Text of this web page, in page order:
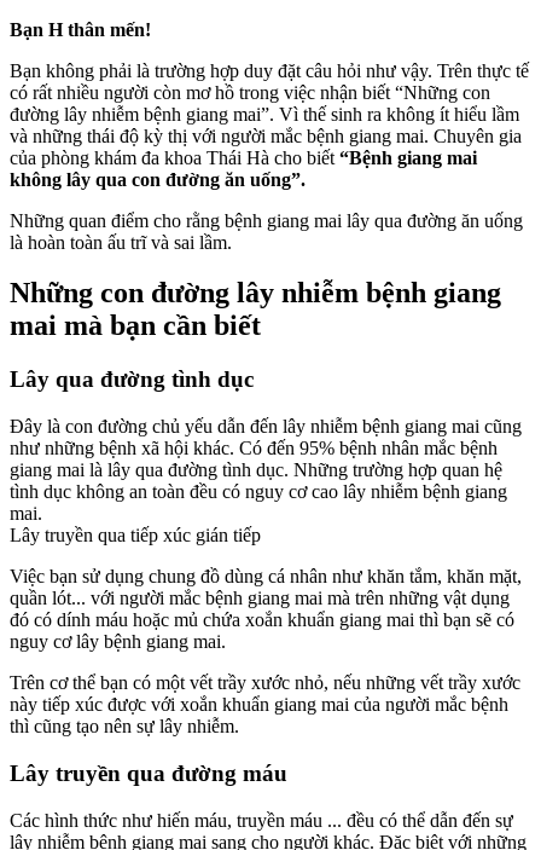
Bạn H thân mến!
Bạn không phải là trường hợp duy đặt câu hỏi như vậy. Trên thực tế
có rất nhiều người còn mơ hồ trong việc nhận biết “Những con
đường lây nhiễm bệnh giang mai”. Vì thế sinh ra không ít hiểu lầm
và những thái độ kỳ thị với người mắc bệnh giang mai. Chuyên gia
của phòng khám đa khoa Thái Hà cho biết “Bệnh giang mai
không lây qua con đường ăn uống”.
Những quan điểm cho rằng bệnh giang mai lây qua đường ăn uống
là hoàn toàn ấu trĩ và sai lầm.
Những con đường lây nhiễm bệnh giang
mai mà bạn cần biết
Lây qua đường tình dục
Đây là con đường chủ yếu dẫn đến lây nhiễm bệnh giang mai cũng
như những bệnh xã hội khác. Có đến 95% bệnh nhân mắc bệnh
giang mai là lây qua đường tình dục. Những trường hợp quan hệ
tình dục không an toàn đều có nguy cơ cao lây nhiễm bệnh giang
mai.
Lây truyền qua tiếp xúc gián tiếp
Việc bạn sử dụng chung đồ dùng cá nhân như khăn tắm, khăn mặt,
quần lót... với người mắc bệnh giang mai mà trên những vật dụng
đó có dính máu hoặc mủ chứa xoắn khuẩn giang mai thì bạn sẽ có
nguy cơ lây bệnh giang mai.
Trên cơ thể bạn có một vết trầy xước nhỏ, nếu những vết trầy xước
này tiếp xúc được với xoắn khuẩn giang mai của người mắc bệnh
thì cũng tạo nên sự lây nhiễm.
Lây truyền qua đường máu
Các hình thức như hiến máu, truyền máu ... đều có thể dẫn đến sự
lây nhiễm bệnh giang mai sang cho người khác. Đặc biệt với những